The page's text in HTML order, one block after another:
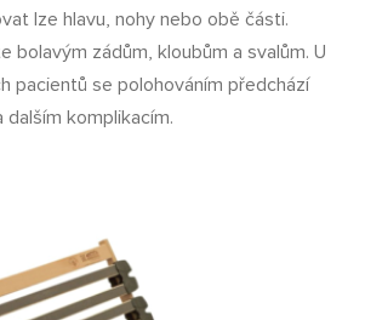
lze hlavu, nohy nebo obě části.
bolavým zádům, kloubům a svalům. U
pacientů se polohováním předchází
dalším komplikacím.